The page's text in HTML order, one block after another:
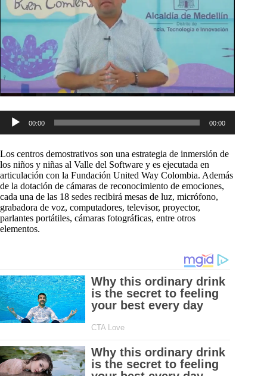
Reproductor
audio
00:00 00:00
Los centros demostrativos son una estrategia de inmersión de
los niños y niñas al Valle del Software y es ejecutada en
articulación con la Fundación United Way Colombia. Además
de la dotación de cámaras de reconocimiento de emociones,
cada una de las 18 sedes recibirá mesas de luz, micrófono,
grabadora de voz, computadores, televisor, proyector,
parlantes portátiles, cámaras fotográficas, entre otros
elementos.